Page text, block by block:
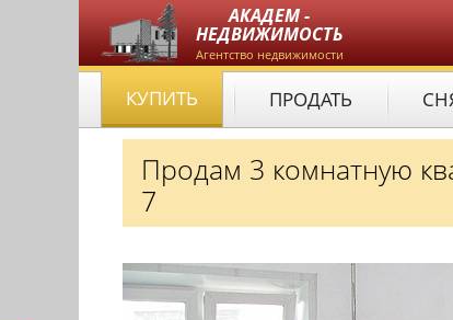
АКАДЕМ -
НЕДВИЖИМОСТЬ
Агентство недвижимости
КУПИТЬ ПРОДАТЬ
Продам 3 комнатную
7